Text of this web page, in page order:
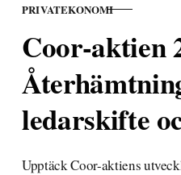
KATEGORI
PRIVATEKONOMI
Coor-aktien
ledarskifte
Upptäck Coor-aktiens